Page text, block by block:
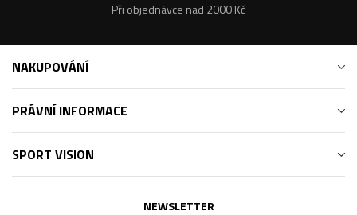
Při objednávce nad 2000 Kč
NAKUPOVÁNÍ
PRÁVNÍ INFORMACE
SPORT VISION
NEWSLETTER